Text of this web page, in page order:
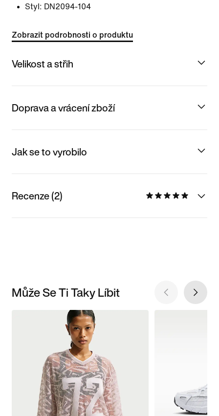
Styl: DN2094-104
Zobrazit podrobnosti o produktu
Velikost a střih
Doprava a vrácení zboží
Jak se to vyrobilo
Recenze (2)
Může Se Ti Taky Líbit